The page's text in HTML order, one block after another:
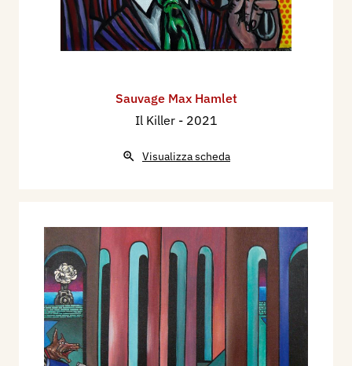
Sauvage Max Hamlet
Il Killer - 2021
Visualizza scheda